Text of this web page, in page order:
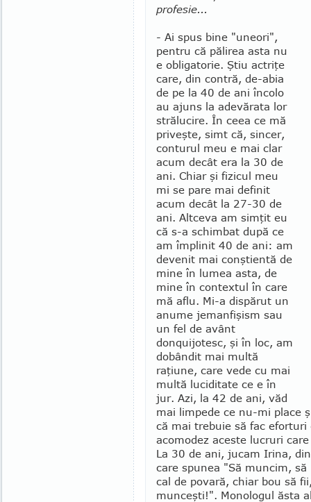
profesie...
- Ai spus bine "uneori",
pentru că pălirea asta nu
e obligatorie. Ştiu actriţe
care, din contră, de-abia
de pe la 40 de ani încolo
au ajuns la adevărata lor
strălucire. În ceea ce mă
priveşte, simt că, sincer,
conturul meu e mai clar
acum decât era la 30 de
ani. Chiar şi fizicul meu
mi se pare mai definit
acum decât la 27-30 de
ani. Altceva am simţit eu
că s-a schimbat după ce
am împlinit 40 de ani: am
devenit mai conştientă de
mine în lumea asta, de
mine în contextul în care
mă aflu. Mi-a dispărut un
anume jemanfişism sau
un fel de avânt
donquijotesc, şi în loc, am
dobândit mai multă
raţiune, care vede cu mai
multă luciditate ce e în
jur. Azi, la 42 de ani, văd
mai limpede ce nu-mi place
că mai trebuie să fac eforturi
acomodez aceste lucruri
La 30 de ani, jucam Irina,
care spunea "Să muncim,
cal de povară, chiar bou să
munceşti!". Monologul ăsta